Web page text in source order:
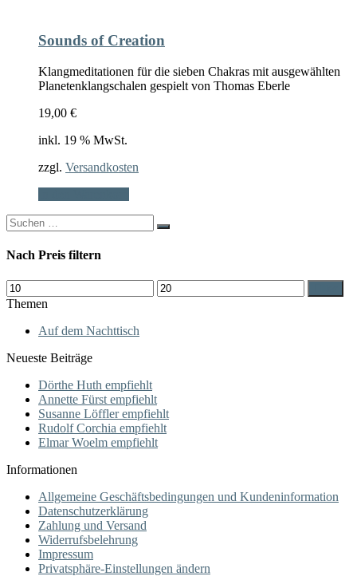
Sounds of Creation
Klangmeditationen für die sieben Chakras mit ausgewählten
Planetenklangschalen gespielt von Thomas Eberle
19,00 €
inkl. 19 % MwSt.
zzgl. Versandkosten
Search
for:
Nach Preis filtern
Min.
Preis
Max.
Preis
Themen
Auf dem Nachttisch
Neueste Beiträge
Dörthe Huth empfiehlt
Annette Fürst empfiehlt
Susanne Löffler empfiehlt
Rudolf Corchia empfiehlt
Elmar Woelm empfiehlt
Informationen
Allgemeine Geschäftsbedingungen und Kundeninformation
Datenschutzerklärung
Zahlung und Versand
Widerrufsbelehrung
Impressum
Privatsphäre-Einstellungen ändern